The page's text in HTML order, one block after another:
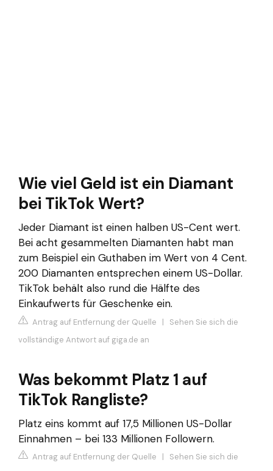
Wie viel Geld ist ein Diamant
bei TikTok Wert?
Jeder Diamant ist einen halben US-Cent wert.
Bei acht gesammelten Diamanten habt man
zum Beispiel ein Guthaben im Wert von 4 Cent.
200 Diamanten entsprechen einem US-Dollar.
TikTok behält also rund die Hälfte des
Einkaufwerts für Geschenke ein.
Antrag auf Entfernung der Quelle | Sehen Sie sich die
vollständige Antwort auf giga.de an
Was bekommt Platz 1 auf
TikTok Rangliste?
Platz eins kommt auf 17,5 Millionen US-Dollar
Einnahmen – bei 133 Millionen Followern.
Antrag auf Entfernung der Quelle | Sehen Sie sich die